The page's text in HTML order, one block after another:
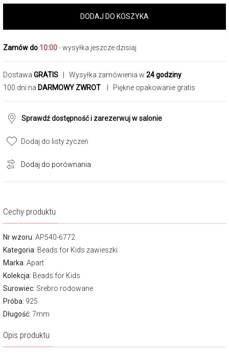
DODAJ DO KOSZYKA
Zamów do 10:00- wysyłka jeszcze dzisiaj
Dostawa GRATIS | Wysyłka zamówienia w 24 godziny
100 dni na DARMOWY ZWROT | Piękne opakowanie gratis
Sprawdź dostępność i zarezerwuj w salonie
Dodaj do listy życzeń
Dodaj do porównania
Cechy produktu
Nr wzoru: AP540-6772
Kategoria: Beads for Kids zawieszki
Marka: Apart
Kolekcja: Beads for Kids
Surowiec: Srebro rodowane
Próba: 925
Długość: 7mm
Opis produktu